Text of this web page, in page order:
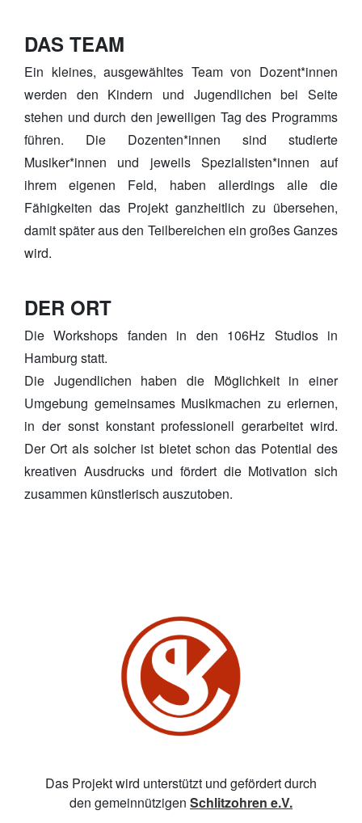
DAS TEAM
Ein kleines, ausgewähltes Team von Dozent*innen
werden den Kindern und Jugendlichen bei Seite
stehen und durch den jeweiligen Tag des Programms
führen. Die Dozenten*innen sind studierte
Musiker*innen und jeweils Spezialisten*innen auf
ihrem eigenen Feld, haben allerdings alle die
Fähigkeiten das Projekt ganzheitlich zu übersehen,
damit später aus den Teilbereichen ein großes Ganzes
wird.
DER ORT
Die Workshops fanden in den 106Hz Studios in
Hamburg statt.
Die Jugendlichen haben die Möglichkeit in einer
Umgebung gemeinsames Musikmachen zu erlernen,
in der sonst konstant professionell gerarbeitet wird.
Der Ort als solcher ist bietet schon das Potential des
kreativen Ausdrucks und fördert die Motivation sich
zusammen künstlerisch auszutoben.
Das Projekt wird unterstützt und gefördert durch
den gemeinnützigen Schlitzohren e.V.